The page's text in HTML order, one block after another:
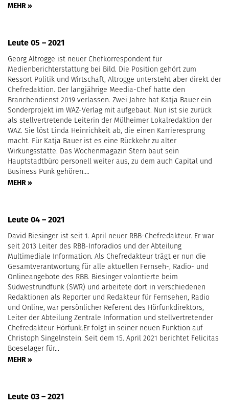
MEHR »
Leute 05 – 2021
Georg Altrogge ist neuer Chefkorrespondent für
Medienberichterstattung bei Bild. Die Position gehört zum
Ressort Politik und Wirtschaft, Altrogge untersteht aber direkt der
Chefredaktion. Der langjährige Meedia-Chef hatte den
Branchendienst 2019 verlassen. Zwei Jahre hat Katja Bauer ein
Sonderprojekt im WAZ-Verlag mit aufgebaut. Nun ist sie zurück
als stellvertretende Leiterin der Mülheimer Lokalredaktion der
WAZ. Sie löst Linda Heinrichkeit ab, die einen Karrieresprung
macht. Für Katja Bauer ist es eine Rückkehr zu alter
Wirkungsstätte. Das Wochenmagazin Stern baut sein
Hauptstadtbüro personell weiter aus, zu dem auch Capital und
Business Punk gehören.…
MEHR »
Leute 04 – 2021
David Biesinger ist seit 1. April neuer RBB-Chefredakteur. Er war
seit 2013 Leiter des RBB-Inforadios und der Abteilung
Multimediale Information. Als Chefredakteur trägt er nun die
Gesamtverantwortung für alle aktuellen Fernseh-, Radio- und
Onlineangebote des RBB. Biesinger volontierte beim
Südwestrundfunk (SWR) und arbeitete dort in verschiedenen
Redaktionen als Reporter und Redakteur für Fernsehen, Radio
und Online, war persönlicher Referent des Hörfunkdirektors,
Leiter der Abteilung Zentrale Information und stellvertretender
Chefredakteur Hörfunk.Er folgt in seiner neuen Funktion auf
Christoph Singelnstein. Seit dem 15. April 2021 berichtet Felicitas
Boeselager für…
MEHR »
Leute 03 – 2021